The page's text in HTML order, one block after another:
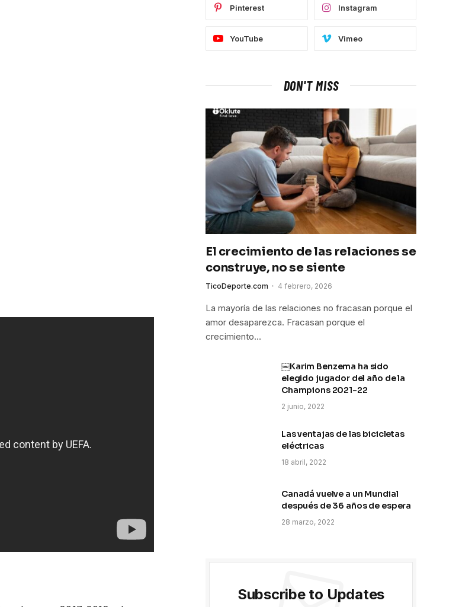
Pinterest Instagram
YouTube Vimeo
DON'T MISS
El crecimiento de las relaciones se
construye, no se siente
TicoDeporte.com 4 febrero, 2026
La mayoría de las relaciones no fracasan porque el
amor desaparezca. Fracasan porque el
crecimiento…
￼Karim Benzema ha sido
elegido jugador del año de la
Champions 2021-22
2 junio, 2022
Las ventajas de las bicicletas
eléctricas
18 abril, 2022
Canadá vuelve a un Mundial
después de 36 años de espera
28 marzo, 2022
Subscribe to Updates